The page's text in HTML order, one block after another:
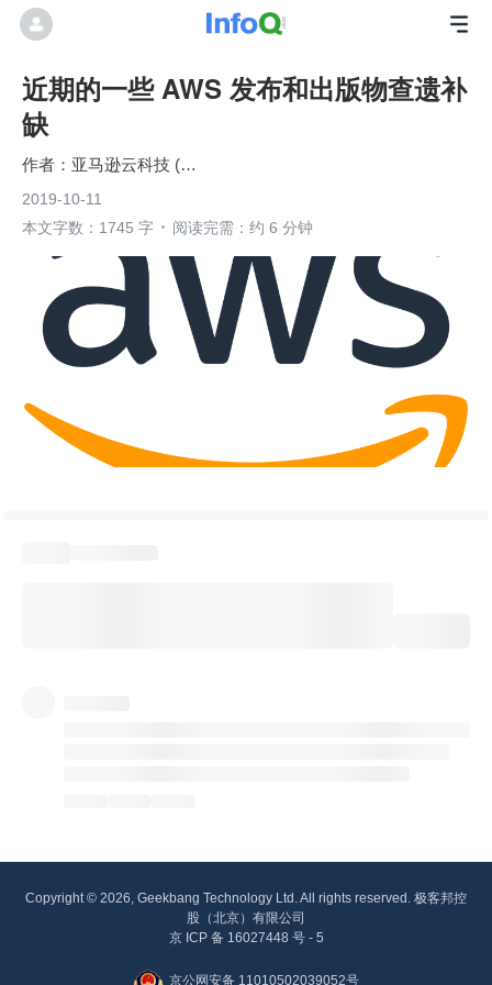
近期的一些 AWS 发布和出版物查遗补
缺
亚马逊云科技 (Amazon Web Services）
2019-10-11
本文字数：1745 字
阅读完需：约 6 分钟
Copyright © 2026, Geekbang Technology Ltd. All rights reserved. 极客邦控
股（北京）有限公司
京 ICP 备 16027448 号 - 5
京公网安备 11010502039052号